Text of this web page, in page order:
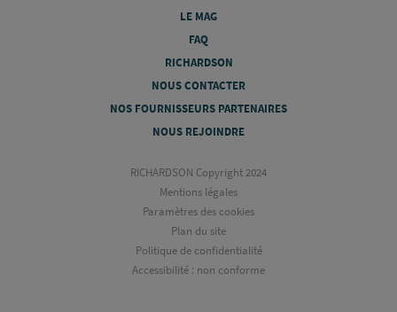
LE MAG
FAQ
RICHARDSON
NOUS CONTACTER
NOS FOURNISSEURS PARTENAIRES
NOUS REJOINDRE
RICHARDSON Copyright 2024
Mentions légales
Paramètres des cookies
Plan du site
Politique de confidentialité
Accessibilité : non conforme